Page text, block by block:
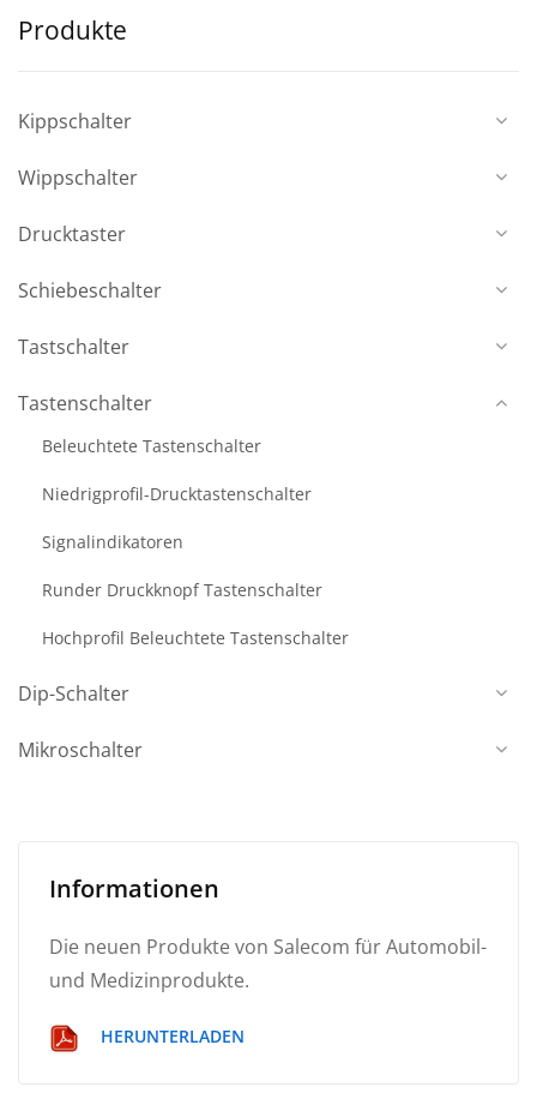
Produkte
Kippschalter
Wippschalter
Drucktaster
Schiebeschalter
Tastschalter
Tastenschalter
Beleuchtete Tastenschalter
Niedrigprofil-Drucktastenschalter
Signalindikatoren
Runder Druckknopf Tastenschalter
Hochprofil Beleuchtete Tastenschalter
Dip-Schalter
Mikroschalter
Informationen
Die neuen Produkte von Salecom für Automobil-
und Medizinprodukte.
HERUNTERLADEN